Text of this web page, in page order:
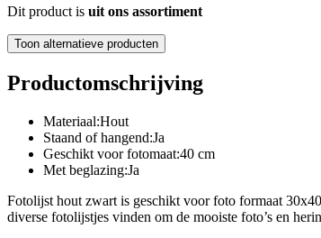
Dit product is uit ons assortiment
Toon alternatieve producten
Productomschrijving
Materiaal:Hout
Staand of hangend:Ja
Geschikt voor fotomaat:40 cm
Met beglazing:Ja
Fotolijst hout zwart is geschikt voor foto formaat
diverse fotolijstjes vinden om de mooiste foto’s en